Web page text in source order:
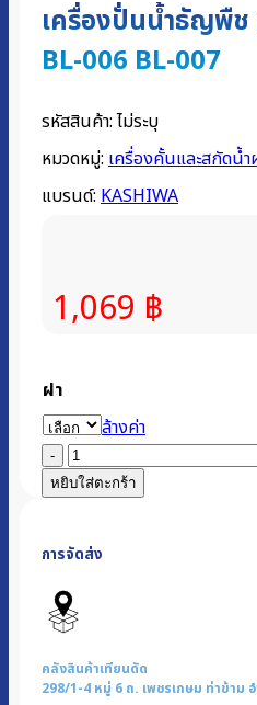
เครื่องปั่นน้ำธัญพื
BL-006 BL-007
รหัสสินค้า: ไม่ระบุ
หมวดหมู่: เครื่องคั้นและสกัดน้ำ
แบรนด์: KASHIWA
1,069 ฿
ฝา
ล้างค่า
จำนวน
เครื่อง
ปั่น
ธัญพืช
ฝา
ทึบ-
ใส
|
รุ่น
หยิบใส่ตะกร้า
การจัดส่ง
คลังสินค้าเทียนดัด
298/1-4 หมู่ 6 ถ. เพชรเกษม ท่าข้าม